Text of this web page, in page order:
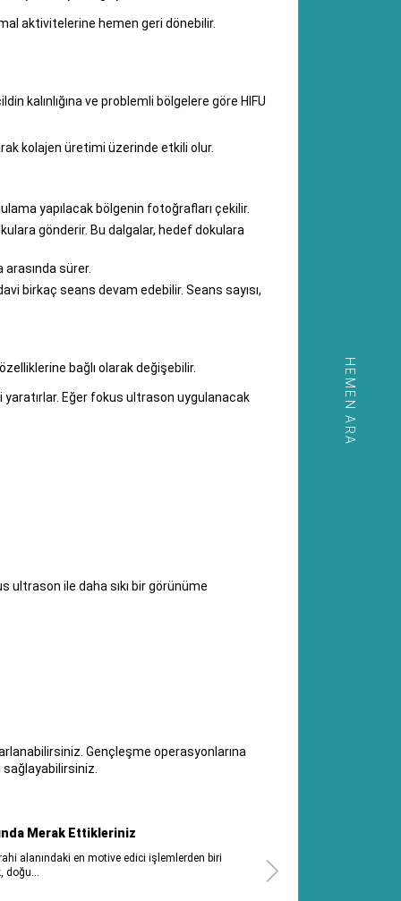
HEMEN ARA
aktivitelerine hemen geri dönebilir.
kalınlığına ve problemli bölgelere göre HIFU
kolajen üretimi üzerinde etkili olur.
yapılacak bölgenin fotoğrafları çekilir.
gönderir. Bu dalgalar, hedef dokulara
sürer.
birkaç seans devam edebilir. Seans sayısı,
bağlı olarak değişebilir.
Eğer fokus ultrason uygulanacak
ultrason ile daha sıkı bir görünüme
Gençleşme operasyonlarına
Merak Ettikleriniz
alanındaki en motive edici işlemlerden biri
doğu...